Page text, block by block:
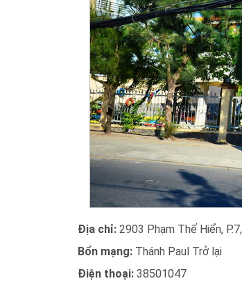
Địa chỉ: 2903 Phạm Thế Hiển,
Bổn mạng: Thánh Paul Trở lại
Điện thoại: 38501047